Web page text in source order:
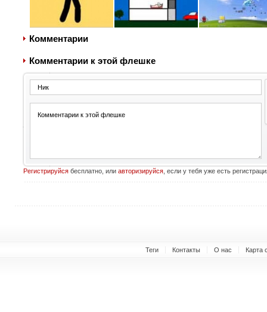
Комментарии
Комментарии к этой флешке
Регистрируйсябесплатно, или авторизируйся, если у тебя уже есть
Теги Контакты О нас Карта